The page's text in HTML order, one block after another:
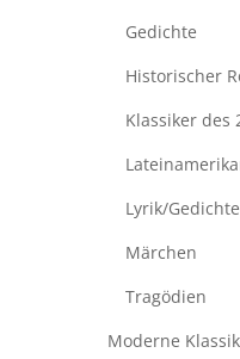
Gedichte
Historischer
Klassiker des
Lyrik/Gedichte
Märchen
Tragödien
Moderne